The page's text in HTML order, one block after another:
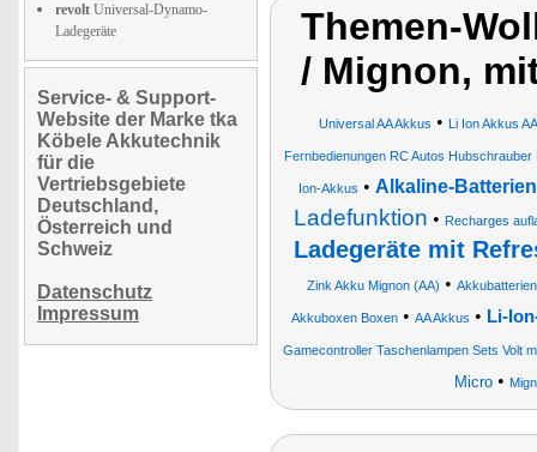
revolt Universal-Dynamo-
Ladegeräte
Service- & Support-
Website der Marke tka
Köbele Akkutechnik
für die
Vertriebsgebiete
Deutschland,
Österreich und
Schweiz
Datenschutz
Impressum
Themen-
/ Mignon,
Universal AA Akkus • Li Ion Akkus AA
Fernbedienungen RC Autos
Ion-Akkus • Alkaline-
Ladefunktion • Recharges
Ladegeräte mit
Zink Akku Mignon (AA) •
Akkuboxen Boxen • AA Akkus • Li-
Gamecontroller Taschenlampen Sets Volt
Micro•